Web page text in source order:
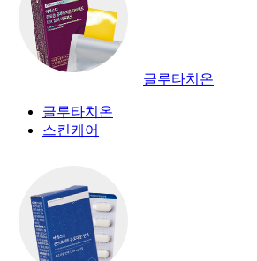
글루타치온
글루타치온
스킨케어